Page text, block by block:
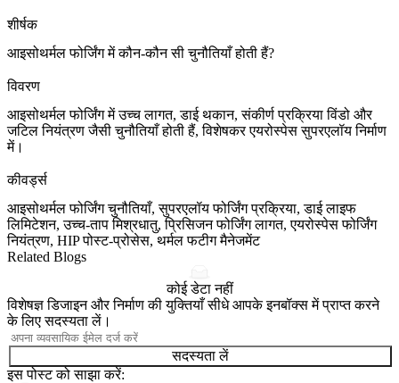
शीर्षक
आइसोथर्मल फोर्जिंग में कौन-कौन सी चुनौतियाँ होती हैं?
विवरण
आइसोथर्मल फोर्जिंग में उच्च लागत, डाई थकान, संकीर्ण प्रक्रिया विंडो और
जटिल नियंत्रण जैसी चुनौतियाँ होती हैं, विशेषकर एयरोस्पेस सुपरएलॉय निर्माण
में।
कीवर्ड्स
आइसोथर्मल फोर्जिंग चुनौतियाँ, सुपरएलॉय फोर्जिंग प्रक्रिया, डाई लाइफ
लिमिटेशन, उच्च-ताप मिश्रधातु, प्रिसिजन फोर्जिंग लागत, एयरोस्पेस फोर्जिंग
नियंत्रण, HIP पोस्ट-प्रोसेस, थर्मल फटीग मैनेजमेंट
Related Blogs
कोई डेटा नहीं
विशेषज्ञ डिजाइन और निर्माण की युक्तियाँ सीधे आपके इनबॉक्स में प्राप्त करने
के लिए सदस्यता लें।
सदस्यता लें
इस पोस्ट को साझा करें: